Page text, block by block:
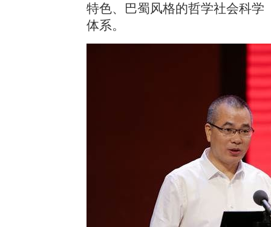
特色、巴蜀风格的哲学社会科学
体系。